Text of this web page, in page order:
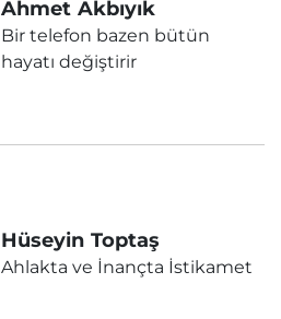
Ahmet Akbıyık
Bir telefon bazen bütün
hayatı değiştirir
Hüseyin Toptaş
Ahlakta ve İnançta İstikamet